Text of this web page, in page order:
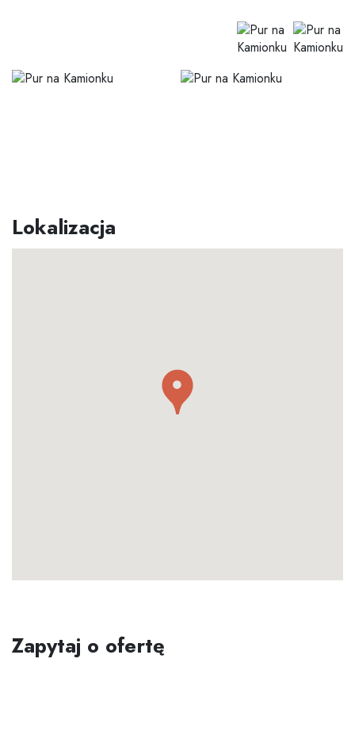
Lokalizacja
Zapytaj o ofertę